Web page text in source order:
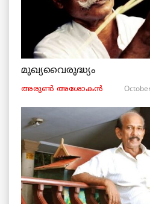
മുഖ്യവൈരുദ്ധ്യം
അരുണ്‍ അശോകൻ